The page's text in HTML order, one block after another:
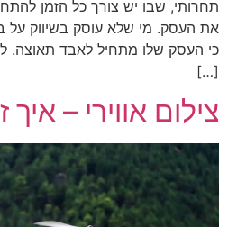
תחרותי, שבו יש צורך כל הזמן
את העסק. מי שלא עוסק בשיווק על
כי העסק שלו מתחיל לאבד תאוצה.
[…]
צילום אווירי –